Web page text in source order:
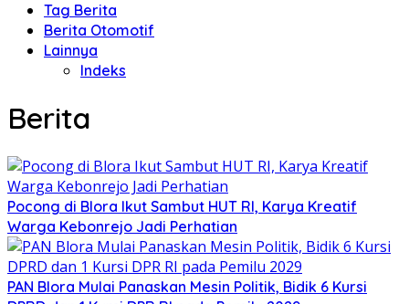
Tag Berita
Berita Otomotif
Lainnya
Indeks
Berita
‎Pocong di Blora Ikut Sambut HUT RI, Karya Kreatif
Warga Kebonrejo Jadi Perhatian
‎PAN Blora Mulai Panaskan Mesin Politik, Bidik 6 Kursi